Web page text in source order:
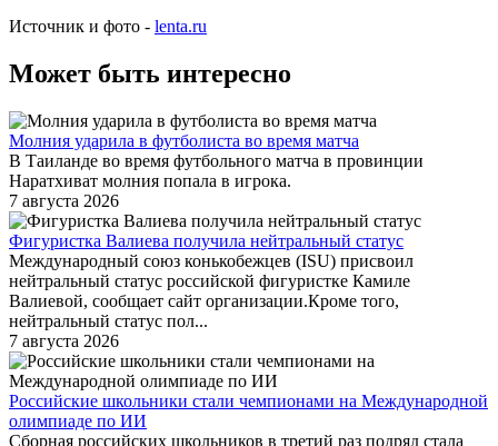
Источник и фото - lenta.ru
Может быть интересно
Молния ударила в футболиста во время матча
В Таиланде во время футбольного матча в провинции
Наратхиват молния попала в игрока.
7 августа 2026
Фигуристка Валиева получила нейтральный статус
Международный союз конькобежцев (ISU) присвоил
нейтральный статус российской фигуристке Камиле
Валиевой, сообщает сайт организации.Кроме того,
нейтральный статус пол...
7 августа 2026
Российские школьники стали чемпионами на Международной
олимпиаде по ИИ
Сборная российских школьников в третий раз подряд стала